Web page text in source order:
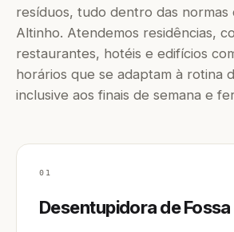
resíduos, tudo dentro das normas
Altinho. Atendemos residências,
restaurantes, hotéis e edifícios
horários que se adaptam à rotina
inclusive aos finais de semana e
01
Desentupidora de Fossa